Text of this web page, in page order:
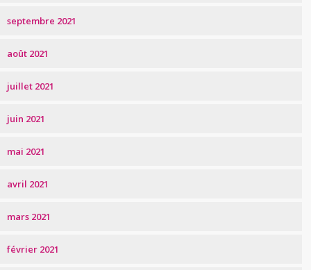
septembre 2021
août 2021
juillet 2021
juin 2021
mai 2021
avril 2021
mars 2021
février 2021